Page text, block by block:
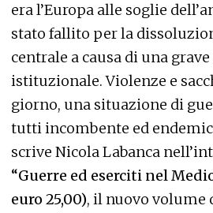
era l’Europa alle soglie
stato fallito per la
centrale a causa di una
istituzionale. Violenze e
giorno, una situazione di
tutti incombente ed
scrive Nicola Labanca
“Guerre ed eserciti nel
euro 25,00), il nuovo volume